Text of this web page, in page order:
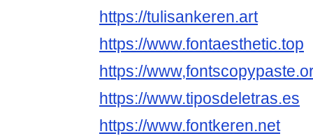
https://tulisankeren.art
https://www.fontaesthetic.top
https://
https://www.tiposdeletras.es
https://www.fontkeren.net